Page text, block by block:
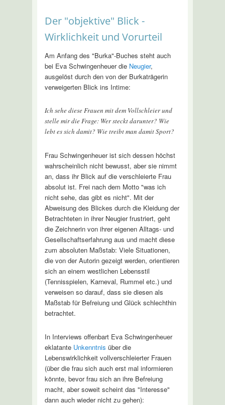
Der "objektive" Blick -
Wirklichkeit und Vorurteil
Am Anfang des "Burka"-Buches steht auch
bei Eva Schwingenheuer die Neugier,
ausgelöst durch den von der Burkaträgerin
verweigerten Blick ins Intime:
Ich sehe diese Frauen mit dem Vollschleier und
stelle mir die Frage: Wer steckt darunter? Wie
lebt es sich damit? Wie treibt man damit Sport?
Frau Schwingenheuer ist sich dessen höchst
wahrscheinlich nicht bewusst, aber sie nimmt
an, dass ihr Blick auf die verschleierte Frau
absolut ist. Frei nach dem Motto "was ich
nicht sehe, das gibt es nicht". Mit der
Abweisung des Blickes durch die Kleidung der
Betrachteten in ihrer Neugier frustriert, geht
die Zeichnerin von ihrer eigenen Alltags- und
Gesellschaftserfahrung aus und macht diese
zum absoluten Maßstab: Viele Situationen,
die von der Autorin gezeigt werden, orientieren
sich an einem westlichen Lebensstil
(Tennisspielen, Karneval, Rummel etc.) und
verweisen so darauf, dass sie diesen als
Maßstab für Befreiung und Glück schlechthin
betrachtet.
In Interviews offenbart Eva Schwingenheuer
eklatante Unkenntnis über die
Lebenswirklichkeit vollverschleierter Frauen
(über die frau sich auch erst mal informieren
könnte, bevor frau sich an ihre Befreiung
macht, aber soweit scheint das "Interesse"
dann auch wieder nicht zu gehen):